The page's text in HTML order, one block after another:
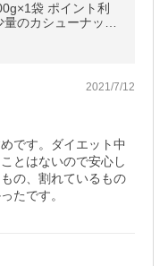
袋 ポイント利
のカシューナッツ
・欠け)送料無料
2021/7/12
です。ダイエット中
とはないので安心し
の、割れているもの
たです。